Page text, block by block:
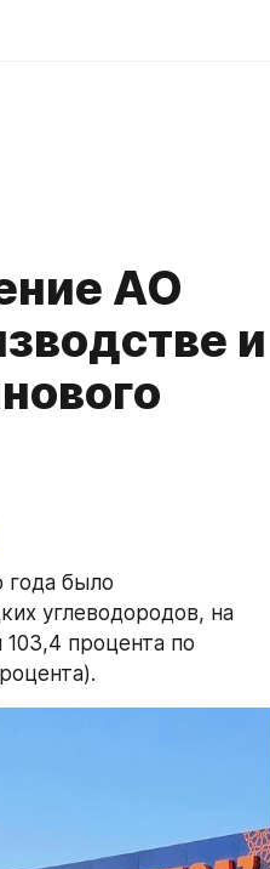
АО
и
года было
углеводородов, на
процента по